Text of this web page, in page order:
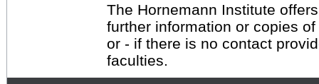
The Hornemann Institute
further information or copies
or - if there is no contact
faculties.